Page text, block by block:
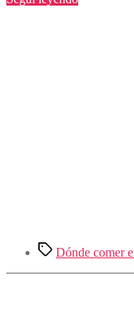
Etiquetas
Dónde comer